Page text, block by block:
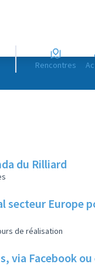
Rencontres
du Rilliard
Europe
de réalisation
via Facebook ou